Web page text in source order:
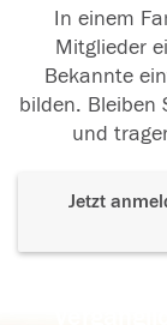
In einem
Mitglieder
Bekannte
bilden. Bleiben
und
Jetzt